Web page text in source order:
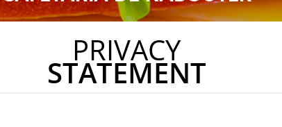
PRIVACY
STATEMENT